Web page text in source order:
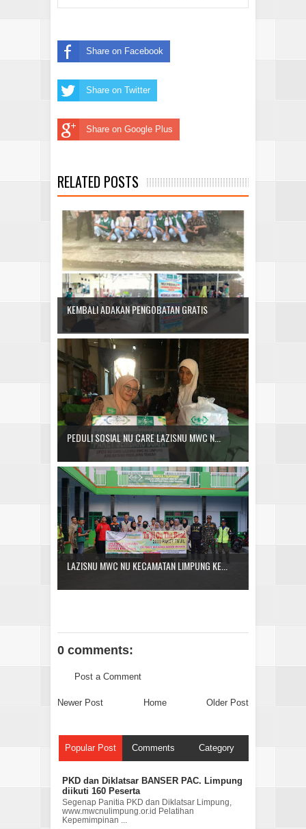
Share on Facebook
Share on Twitter
Share on Google Plus
RELATED POSTS
KEMBALI ADAKAN PENGOBATAN GRATIS
PEDULI SOSIAL NU CARE LAZISNU MWC N...
LAZISNU MWC NU KECAMATAN LIMPUNG KE...
0 comments:
Post a Comment
Newer Post Older Post
Home
Popular Post Comments Category
PKD dan Diklatsar BANSER PAC. Limpung
diikuti 160 Peserta
Segenap Panitia PKD dan Diklatsar Limpung,
www.mwcnulimpung.or.id Pelatihan
Kepemimpinan ...